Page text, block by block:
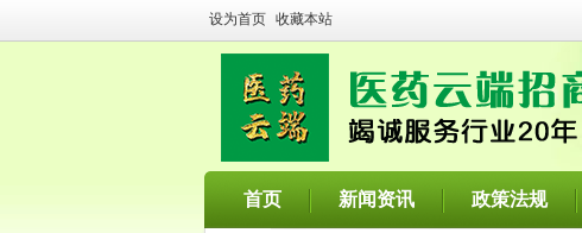
设为首页 收藏本站
首页 新闻资讯 政策法规